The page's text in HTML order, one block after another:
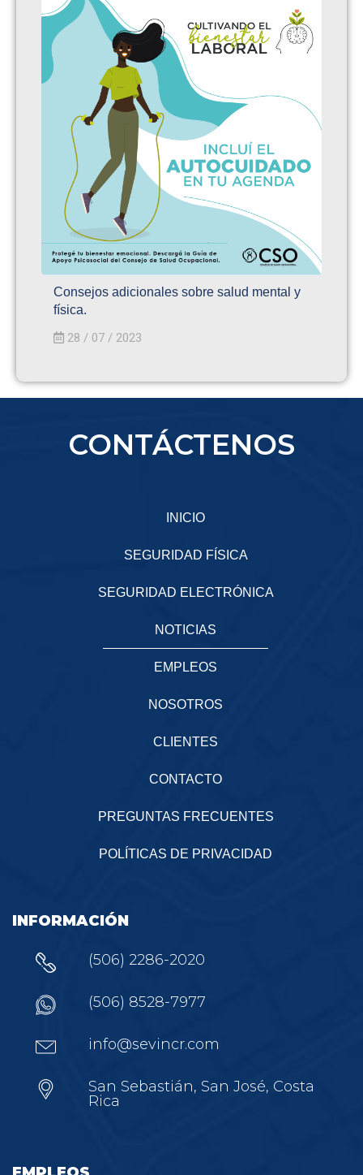
Consejos adicionales sobre salud mental y
física.
28 / 07 / 2023
CONTÁCTENOS
INICIO
SEGURIDAD FÍSICA
SEGURIDAD ELECTRÓNICA
NOTICIAS
EMPLEOS
NOSOTROS
CLIENTES
CONTACTO
PREGUNTAS FRECUENTES
POLÍTICAS DE PRIVACIDAD
INFORMACIÓN
(506) 2286-2020
(506) 8528-7977
info@sevincr.com
San Sebastián, San José, Costa
Rica